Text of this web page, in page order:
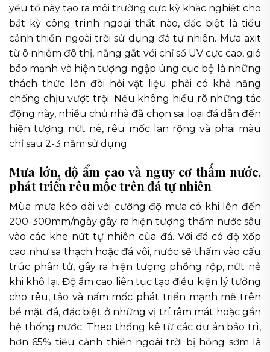
yếu tố này tạo ra môi trường cực kỳ khắc nghiệt cho
bất kỳ công trình ngoại thất nào, đặc biệt là tiểu
cảnh thiền ngoài trời sử dụng đá tự nhiên. Mưa axit
từ ô nhiễm đô thị, nắng gắt với chỉ số UV cực cao, gió
bão mạnh và hiện tượng ngập úng cục bộ là những
thách thức lớn đòi hỏi vật liệu phải có khả năng
chống chịu vượt trội. Nếu không hiểu rõ những tác
động này, nhiều chủ nhà đã chọn sai loại đá dẫn đến
hiện tượng nứt nẻ, rêu mốc lan rộng và phai màu
chỉ sau 2-3 năm sử dụng.
Mưa lớn, độ ẩm cao và nguy cơ thấm nước,
phát triển rêu mốc trên đá tự nhiên
Mùa mưa kéo dài với cường độ mưa có khi lên đến
200-300mm/ngày gây ra hiện tượng thấm nước sâu
vào các khe nứt tự nhiên của đá. Với đá có độ xốp
cao như sa thạch hoặc đá vôi, nước sẽ thấm vào cấu
trúc phân tử, gây ra hiện tượng phồng rộp, nứt nẻ
khi khô lại. Độ ẩm cao liên tục tạo điều kiện lý tưởng
cho rêu, tảo và nấm mốc phát triển mạnh mẽ trên
bề mặt đá, đặc biệt ở những vị trí râm mát hoặc gần
hệ thống nước. Theo thống kê từ các dự án bảo trì,
hơn 65% tiểu cảnh thiền ngoài trời bị hỏng sớm là